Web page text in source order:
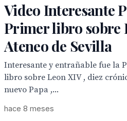
Video Interesante
Primer libro sobre
Ateneo de Sevilla
Interesante y entrañable fue la
libro sobre Leon XIV , diez
nuevo Papa ,...
hace 8 meses